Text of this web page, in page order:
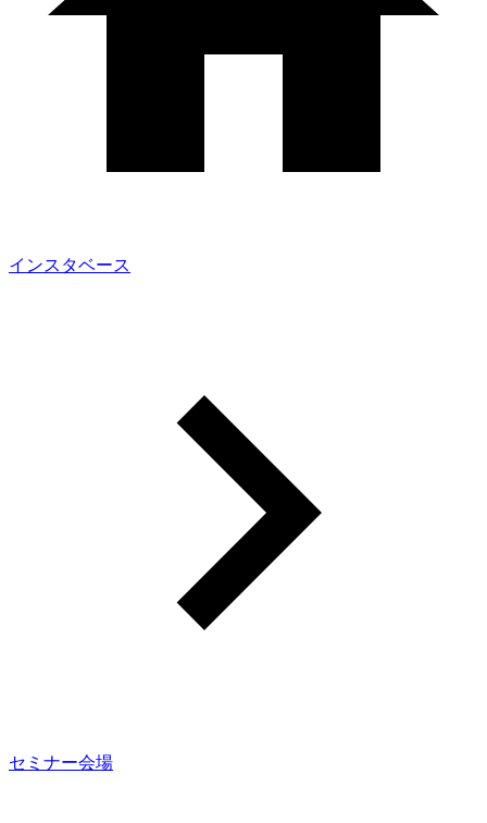
インスタベース
セミナー会場